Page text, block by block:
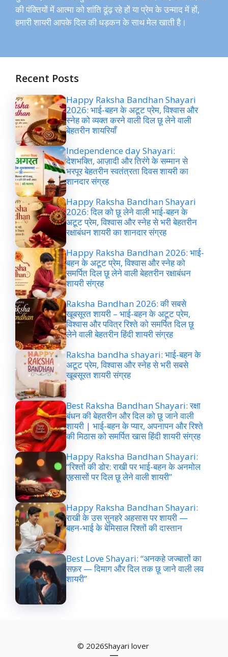
की पंक्तियों में आत्मा को शांति ढूंढ़ रहे हों या प्रेम के उन्माद में हों,
हमारी शायरी आपके दिल की धड़कन के साथ मेल खाती है।
Recent Posts
Happy Raksha Bandhan Shayari
2026: भाई-बहन के अटूट प्रेम, विश्वास और
स्नेह को व्यक्त करने वाली दिल छू लेने वाली
बेहतरीन शायरियाँ
Independence day Shayari:
देशभक्ति, आज़ादी और तिरंगे के सम्मान से
भरपूर बेहतरीन स्वतंत्रता दिवस शायरी का
शानदार संग्रह
Happy Raksha Bandhan Shayari
2026: दिल को छू लेने वाली भाई-बहन के
अटूट प्रेम, विश्वास और स्नेह से भरी बेहतरीन
रक्षाबंधन शायरी का शानदार संग्रह
Happy Raksha Bandhan 2026: भाई-
बहन के अटूट प्रेम, विश्वास और स्नेह को
समर्पित दिल छू लेने वाली बेहतरीन रक्षाबंधन
शायरी संग्रह
Raksha Bandhan 2026: की सबसे
खूबसूरत शायरी – भाई-बहन के अटूट प्रेम,
विश्वास और पवित्र रिश्ते को समर्पित दिल छू
लेने वाली बेहतरीन हिंदी शायरी संग्रह
Raksha bandha shayari: भाई-बहन के
अटूट प्रेम, विश्वास और स्नेह से भरी सबसे
खूबसूरत शायरी संग्रह
Best Raksha Bandhan Shayari: रक्षा
बंधन की बेहतरीन और दिल को छू जाने वाली
शायरी | भाई-बहन के प्यार, अपनापन और रिश्ते
की मिठास को समर्पित खास हिंदी शायरी संग्रह
Happy Raksha Bandhan Shayari:
“रिश्तों की डोर: राखी पर भाई-बहन के अनमोल
एहसासों पर दिल छू लेने वाली शायरी”
Happy Raksha Bandhan Shayari:
राखी के उस सुनहरे अहसास पर शायरी —
बहन-भाई के बेमिसाल रिश्तों की दास्तान
Best Love Shayari: “अनकहे जज्बातों का
सफ़र — दिमाग और दिल तक छू जाने वाली लव
शायरी”
© 2026Shayari lover